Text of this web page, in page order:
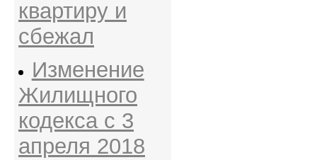
квартиру и
сбежал
Изменение
Жилищного
кодекса с 3
апреля 2018